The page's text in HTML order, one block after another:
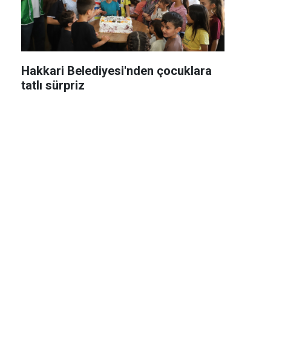
Hakkari Belediyesi'nden çocuklara
tatlı sürpriz